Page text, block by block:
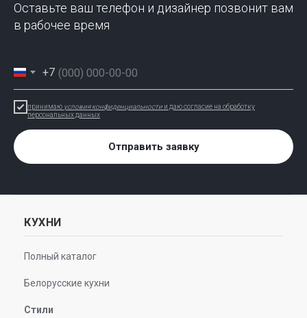
Оставьте ваш телефон и дизайнер позвонит вам
в рабочее время
+7
принимаю условия конфиденциальности и даю согласие на обработку
персональных данных
Отправить заявку
КУХНИ
Полный каталог
Белорусские кухни
Стили